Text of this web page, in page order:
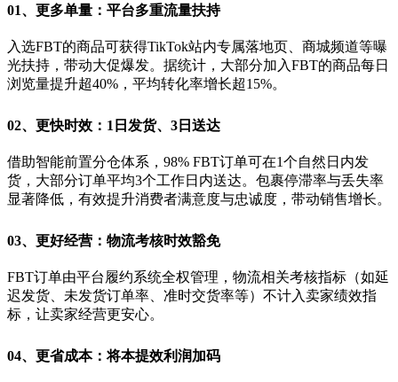
01、 更多单量：平台多重流量扶持
入选FBT的商品可获得TikTok站内专属落地页、商城频道等曝
光扶持，带动大促爆发。据统计，大部分加入FBT的商品每日
浏览量提升超40%，平均转化率增长超15%。
02、 更快时效：1日发货、3日送达
借助智能前置分仓体系，98% FBT订单可在1个自然日内发
货，大部分订单平均3个工作日内送达。包裹停滞率与丢失率
显著降低，有效提升消费者满意度与忠诚度，带动销售增长。
03、 更好经营：物流考核时效豁免
FBT订单由平台履约系统全权管理，物流相关考核指标（如延
迟发货、未发货订单率、准时交货率等）不计入卖家绩效指
标，让卖家经营更安心。
04、 更省成本：将本提效利润加码